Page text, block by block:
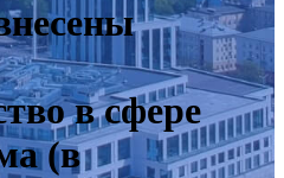
в сфере
(в